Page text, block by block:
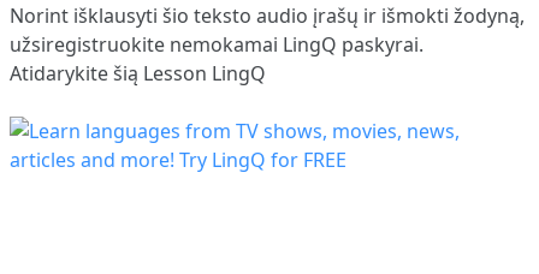
Norint išklausyti šio teksto audio įrašų ir išmokti žodyną,
užsiregistruokite nemokamai LingQ paskyrai.
Atidarykite šią Lesson LingQ